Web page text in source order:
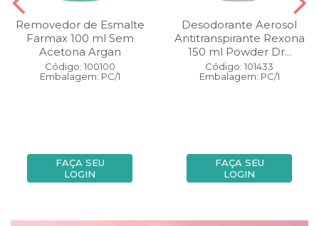
Removedor de Esmalte
Farmax 100 ml Sem
Acetona Argan
Código: 100100
Embalagem: PC/1
FAÇA SEU
LOGIN
Desodorante Aerosol
Antitranspirante Rexona
150 ml Powder Dr...
Código: 101433
Embalagem: PC/1
FAÇA SEU
LOGIN